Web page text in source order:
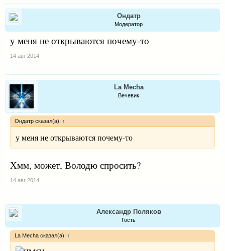
Ондатр
Модератор
у меня не открываются почему-то
14 авг 2014
La Mecha
Вечевик
Ондатр сказал(а): ↑
у меня не открываются почему-то
Хмм, может, Володю спросить?
14 авг 2014
Александр Поляков
Гость
La Mecha сказал(а): ↑